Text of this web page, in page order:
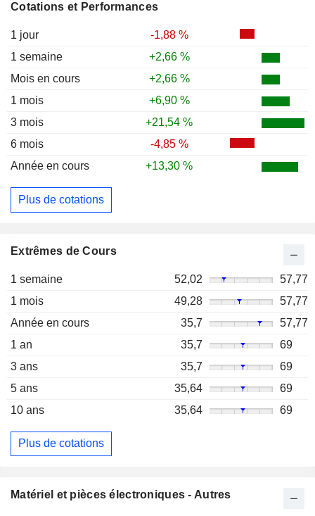
Cotations et Performances
1 jour
-1,88 %
1 semaine
+2,66 %
Mois en cours
+2,66 %
1 mois
+6,90 %
3 mois
+21,54 %
6 mois
-4,85 %
Année en cours
+13,30 %
Plus de cotations
Extrêmes de Cours
1 semaine 52,02
57,77
1 mois
49,28
57,77
Année en cours
35,7
57,77
1 an
35,7
69
3 ans
35,7
69
5 ans
35,64
69
10 ans
35,64 69
Plus de cotations
Matériel et pièces électroniques - Autres